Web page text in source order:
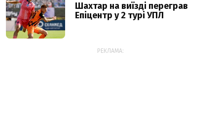
Шахтар на виїзді переграв
Епіцентр у 2 турі УПЛ
РЕКЛАМА: